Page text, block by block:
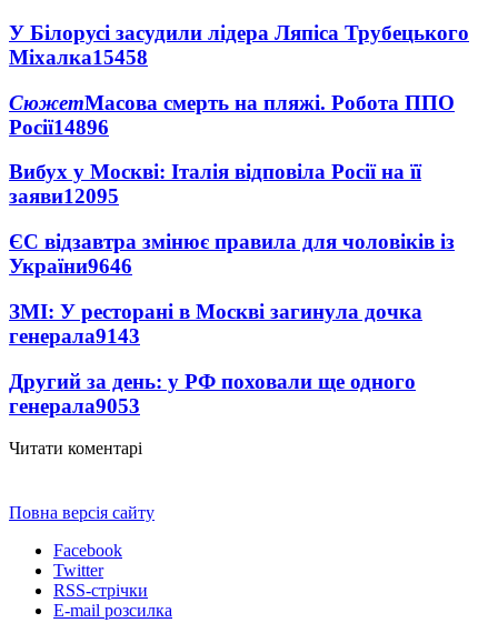
У Білорусі засудили лідера Ляпіса Трубецького
Міхалка15458
СюжетМасова смерть на пляжі. Робота ППО
Росії14896
Вибух у Москві: Італія відповіла Росії на її
заяви12095
ЄС відзавтра змінює правила для чоловіків із
України9646
ЗМІ: У ресторані в Москві загинула дочка
генерала9143
Другий за день: у РФ поховали ще одного
генерала9053
Читати коментарі
Повна версія сайту
Facebook
Twitter
RSS-стрічки
E-mail розсилка